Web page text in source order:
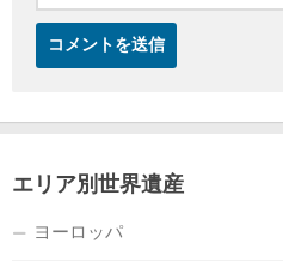
エリア別世界遺産
ヨーロッパ